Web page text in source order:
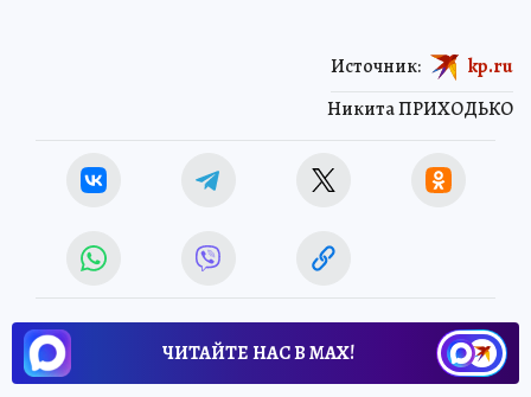
Никита ПРИХОДЬКО
Источник: kp.ru
ЧИТАЙТЕ НАС В МАХ!